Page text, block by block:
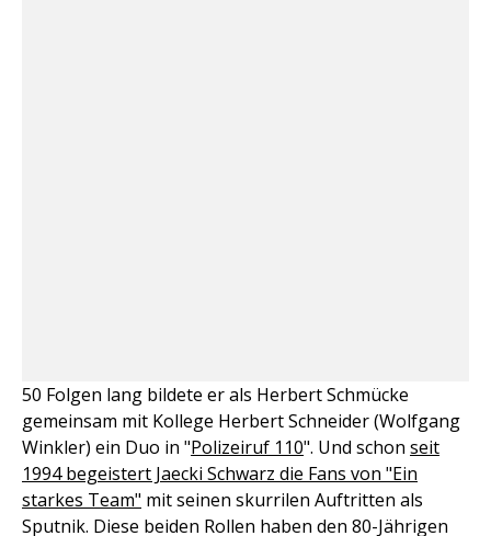
50 Folgen lang bildete er als Herbert Schmücke
gemeinsam mit Kollege Herbert Schneider (Wolfgang
Winkler) ein Duo in "Polizeiruf 110". Und schon seit
1994 begeistert Jaecki Schwarz die Fans von "Ein
starkes Team" mit seinen skurrilen Auftritten als
Sputnik. Diese beiden Rollen haben den 80-Jährigen